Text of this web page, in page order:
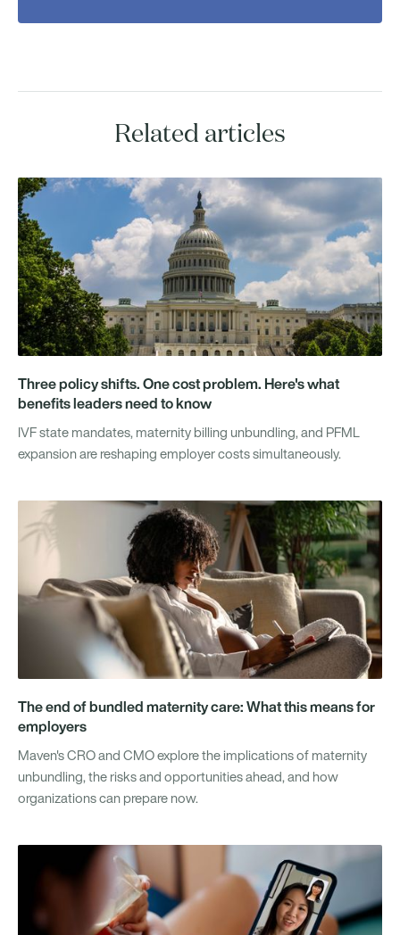
Related articles
Three policy shifts. One cost problem. Here's what
benefits leaders need to know
IVF state mandates, maternity billing unbundling, and PFML
expansion are reshaping employer costs simultaneously.
The end of bundled maternity care: What this means for
employers
Maven's CRO and CMO explore the implications of maternity
unbundling, the risks and opportunities ahead, and how
organizations can prepare now.